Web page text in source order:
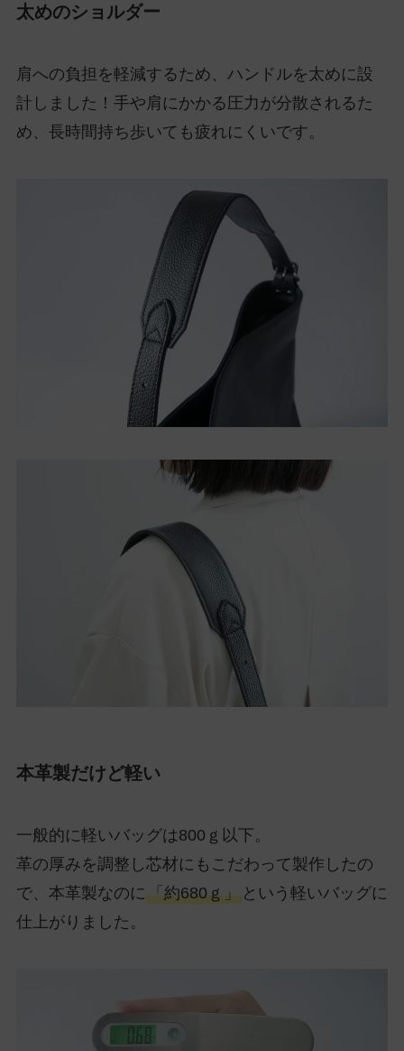
太めのショルダー
肩への負担を軽減するため、ハンドルを太めに設
計しました！手や肩にかかる圧力が分散されるた
め、長時間持ち歩いても疲れにくいです。
本革製だけど軽い
一般的に軽いバッグは800ｇ以下。
革の厚みを調整し芯材にもこだわって製作したの
で、本革製なのに「約680ｇ」という軽いバッグに
仕上がりました。